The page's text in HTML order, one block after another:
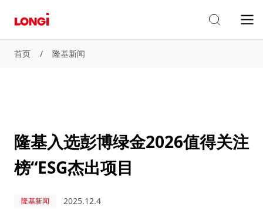
首页 / 隆基新闻
隆基入选彭博绿金2026值得关注
榜“ESG杰出项目
隆基新闻 2025.12.4